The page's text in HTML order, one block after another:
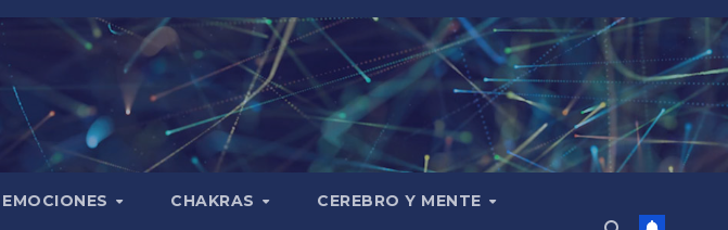
EMOCIONES CHAKRAS CEREBRO Y MENTE